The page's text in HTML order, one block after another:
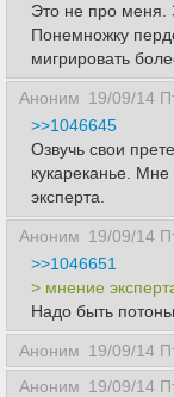
Это не про меня.
Понемножку
мигрировать
Аноним 19/09/14
>>1046645
Озвучь свои
кукареканье.
эксперта.
Аноним 19/09/14
>>1046651
> мнение
Надо быть
Аноним 19/09/14
Аноним 19/09/14